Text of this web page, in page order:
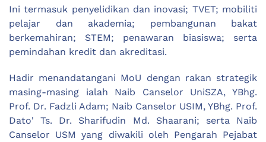
Ini termasuk penyelidikan dan inovasi; TVET; mobiliti
pelajar dan akademia; pembangunan bakat
berkemahiran; STEM; penawaran biasiswa; serta
pemindahan kredit dan akreditasi.
Hadir menandatangani MoU dengan rakan strategik
masing-masing ialah Naib Canselor UniSZA, YBhg.
Prof. Dr. Fadzli Adam; Naib Canselor USIM, YBhg. Prof.
Dato' Ts. Dr. Sharifudin Md. Shaarani; serta Naib
Canselor USM yang diwakili oleh Pengarah Pejabat